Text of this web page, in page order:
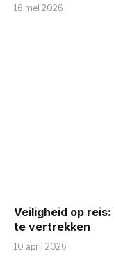
16 mei 2026
Veiligheid op
te vertrekken
10 april 2026